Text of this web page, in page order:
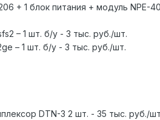
+ 1 блок питания + модуль NPE-
– 1 шт. б/у - 3 тыс. руб./шт.
– 1 шт. б/у - 3 тыс. руб./шт.
DTN-3 2 шт. - 35 тыс. руб./